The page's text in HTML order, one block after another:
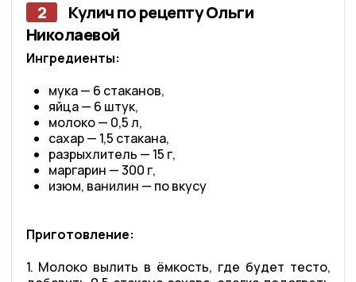
2
Кулич по рецепту Ольги
Николаевой
Ингредиенты:
мука — 6 стаканов,
яйца — 6 штук,
молоко — 0,5 л,
сахар — 1,5 стакана,
разрыхлитель — 15 г,
маргарин — 300 г,
изюм, ванилин — по вкусу
Приготовление:
1. Молоко вылить в ёмкость, где будет тесто,